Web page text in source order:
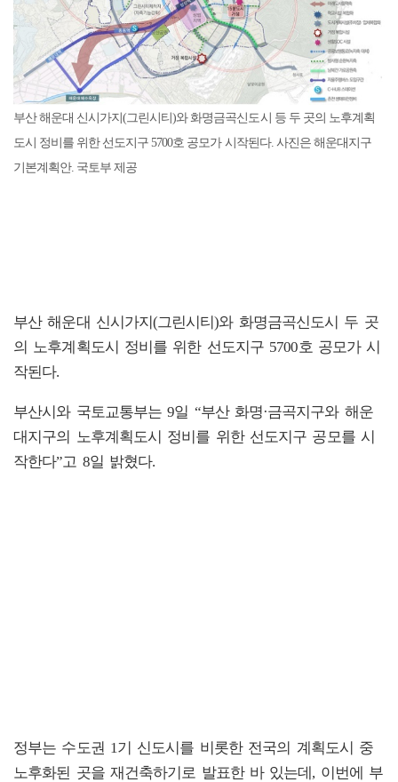
부산 해운대 신시가지(그린시티)와 화명금곡신도시 등 두 곳의 노후계획
도시 정비를 위한 선도지구 5700호 공모가 시작된다. 사진은 해운대지구
기본계획안. 국토부 제공
부산 해운대 신시가지(그린시티)와 화명금곡신도시 두 곳
의 노후계획도시 정비를 위한 선도지구 5700호 공모가 시
작된다.
부산시와 국토교통부는 9일 “부산 화명·금곡지구와 해운
대지구의 노후계획도시 정비를 위한 선도지구 공모를 시
작한다”고 8일 밝혔다.
정부는 수도권 1기 신도시를 비롯한 전국의 계획도시 중
노후화된 곳을 재건축하기로 발표한 바 있는데, 이번에 부